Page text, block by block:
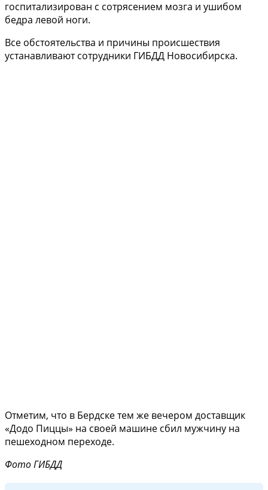
госпитализирован с сотрясением мозга и ушибом
бедра левой ноги.
Все обстоятельства и причины происшествия
устанавливают сотрудники ГИБДД Новосибирска.
Отметим, что в Бердске тем же вечером доставщик
«Додо Пиццы» на своей машине сбил мужчину на
пешеходном переходе.
Фото ГИБДД